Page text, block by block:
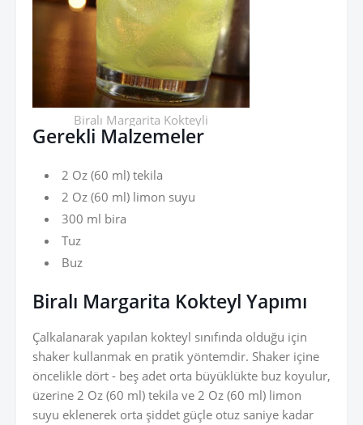
Biralı Margarita Kokteyli
Gerekli Malzemeler
2 Oz (60 ml) tekila
2 Oz (60 ml) limon suyu
300 ml bira
Tuz
Buz
Biralı Margarita Kokteyl Yapımı
Çalkalanarak yapılan kokteyl sınıfında olduğu için
shaker kullanmak en pratik yöntemdir. Shaker içine
öncelikle dört - beş adet orta büyüklükte buz koyulur,
üzerine 2 Oz (60 ml) tekila ve 2 Oz (60 ml) limon
suyu eklenerek orta şiddet güçle otuz saniye kadar